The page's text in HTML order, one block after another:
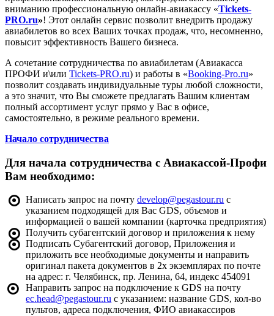
вниманию профессиональную онлайн-авиакассу «Tickets-
PRO.ru»! Этот онлайн сервис позволит внедрить продажу
авиабилетов во всех Ваших точках продаж, что, несомненно,
повысит эффективность Вашего бизнеса.
А сочетание сотрудничества по авиабилетам (Авиакасса
ПРОФИ и\или Tickets-PRO.ru) и работы в «Booking-Pro.ru»
позволит создавать индивидуальные туры любой сложности,
а это значит, что Вы сможете предлагать Вашим клиентам
полный ассортимент услуг прямо у Вас в офисе,
самостоятельно, в режиме реального времени.
Начало сотрудничества
Для начала сотрудничества с Авиакассой-Профи
Вам необходимо:
Написать запрос на почтуdevelop@pegastour.ru с
указанием подходящей для Вас GDS, объемов и
информацией о вашей компании (карточка предприятия)
Получить субагентский договор и приложения к нему
Подписать Субагентский договор, Приложения и
приложить все необходимые документы и направить
оригинал пакета документов в 2х экземплярах по почте
на адрес: г. Челябинск, пр. Ленина, 64, индекс 454091
Направить запрос на подключение к GDS на почту
ec.head@pegastour.ru с указанием: название GDS, кол-во
пультов, адреса подключения, ФИО авиакассиров